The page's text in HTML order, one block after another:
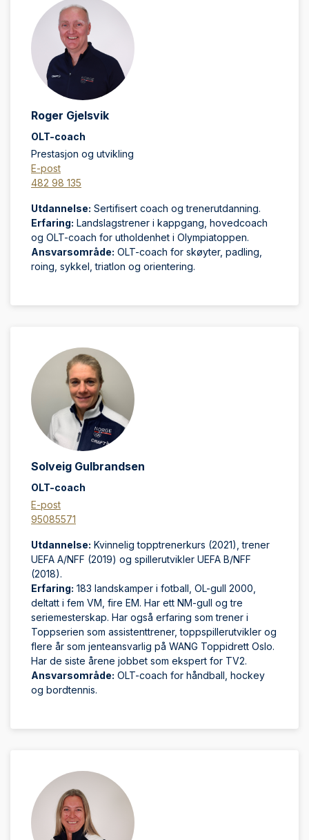
Roger Gjelsvik
OLT-coach
Prestasjon og utvikling
E-post
482 98 135
Utdannelse: Sertifisert coach og trenerutdanning.
Erfaring: Landslagstrener i kappgang, hovedcoach
og OLT-coach for utholdenhet i Olympiatoppen.
Ansvarsområde: OLT-coach for skøyter, padling,
roing, sykkel, triatlon og orientering.
Solveig Gulbrandsen
OLT-coach
E-post
95085571
Utdannelse: Kvinnelig topptrenerkurs (2021), trener
UEFA A/NFF (2019) og spillerutvikler UEFA B/NFF
(2018).
Erfaring: 183 landskamper i fotball, OL-gull 2000,
deltatt i fem VM, fire EM. Har ett NM-gull og tre
seriemesterskap. Har også erfaring som trener i
Toppserien som assistenttrener, toppspillerutvikler og
flere år som jenteansvarlig på WANG Toppidrett Oslo.
Har de siste årene jobbet som ekspert for TV2.
Ansvarsområde: OLT-coach for håndball, hockey
og bordtennis.